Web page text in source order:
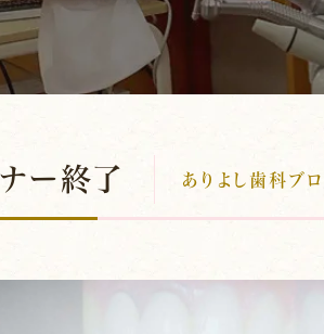
ー終了 ありよし歯科ブロ